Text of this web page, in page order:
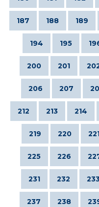
187 188 189
194 195
200 201
206 207
212 213 214
219 220
225 226
231 232
237 238